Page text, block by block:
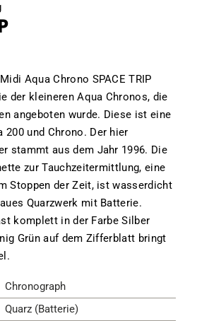
Aqua Chrono SPACE TRIP
der kleineren Aqua Chronos, die
angeboten wurde. Diese ist eine
200 und Chrono. Der hier
stammt aus dem Jahr 1996. Die
zur Tauchzeitermittlung, eine
Stoppen der Zeit, ist wasserdicht
Quarzwerk mit Batterie.
komplett in der Farbe Silber
Grün auf dem Zifferblatt bringt
Chronograph
Quarz (Batterie)